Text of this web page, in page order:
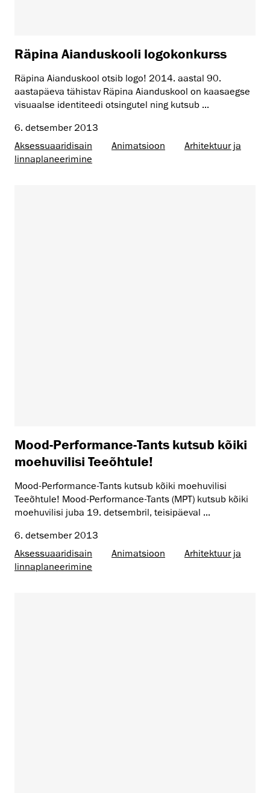
Räpina Aianduskooli logokonkurss
Räpina Aianduskool otsib logo! 2014. aastal 90.
aastapäeva tähistav Räpina Aianduskool on kaasaegse
visuaalse identiteedi otsingutel ning kutsub ...
6. detsember 2013
Aksessuaaridisain
Animatsioon
Arhitektuur ja
linnaplaneerimine
Mood-Performance-Tants kutsub kõiki
moehuvilisi Teeõhtule!
Mood-Performance-Tants kutsub kõiki moehuvilisi
Teeõhtule! Mood-Performance-Tants (MPT) kutsub kõiki
moehuvilisi juba 19. detsembril, teisipäeval ...
6. detsember 2013
Aksessuaaridisain
Animatsioon
Arhitektuur ja
linnaplaneerimine